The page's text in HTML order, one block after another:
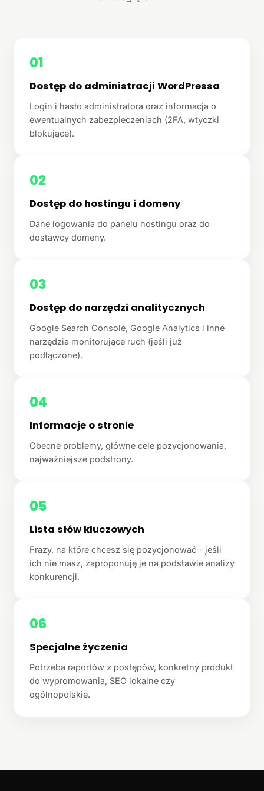
01
Dostęp do administracji WordPressa
Login i hasło administratora oraz informacja o
ewentualnych zabezpieczeniach (2FA, wtyczki
blokujące).
02
Dostęp do hostingu i domeny
Dane logowania do panelu hostingu oraz do
dostawcy domeny.
03
Dostęp do narzędzi analitycznych
Google Search Console, Google Analytics i inne
narzędzia monitorujące ruch (jeśli już
podłączone).
04
Informacje o stronie
Obecne problemy, główne cele pozycjonowania,
najważniejsze podstrony.
05
Lista słów kluczowych
Frazy, na które chcesz się pozycjonować – jeśli
ich nie masz, zaproponuję je na podstawie analizy
konkurencji.
06
Specjalne życzenia
Potrzeba raportów z postępów, konkretny produkt
do wypromowania, SEO lokalne czy
ogólnopolskie.